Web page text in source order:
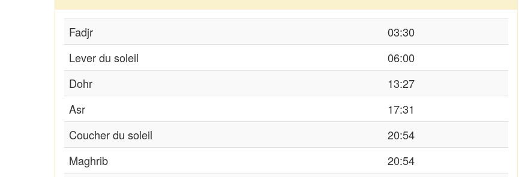
Fadjr
03:30
Lever du soleil
06:00
Dohr
13:27
Asr
17:31
Coucher du soleil
20:54
Maghrib
20:54